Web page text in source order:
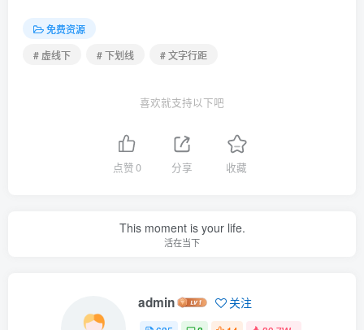
免费资源
# 虚线下
# 下划线 # 文字行距
喜欢就支持以下吧
点赞0 分享 收藏
This moment is your life.
活在当下
admin 关注